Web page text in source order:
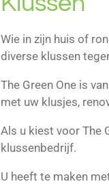
Wie in zijn huis of
diverse klussen
The Green One is
met uw klusjes,
Als u kiest voor The
klussenbedrijf.
U heeft te maken